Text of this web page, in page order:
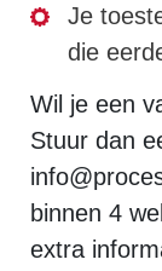
Je
die
Wil je een
Stuur dan
binnen 4
extra